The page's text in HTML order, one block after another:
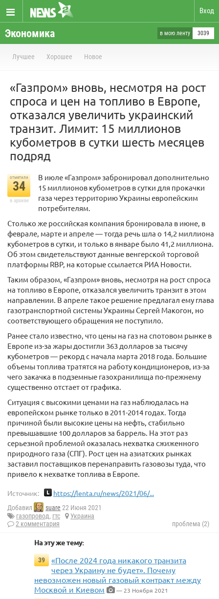
Вход
Экономика в мою ленту 3039
Лучшее Хорошее Новое
«Газпром» вновь, несмотря на рост
спроса и цен на топливо в Европе,
отказался увеличить украинский
транзит. Лимит: 15 миллионов
кубометров в сутки шесть месяцев
подряд
отметили
34
в архиве
В июле «Газпром» забронировал дополнительно
15 миллионов кубометров в сутки для прокачки
газа через территорию Украины европейским
потребителям.
Столько же российская компания бронировала в июне, в
феврале, марте и апреле — тогда речь шла о 14,2 миллиона
кубометров в сутки, и только в январе было 41,2 миллиона.
Об этом свидетельствуют данные венгерской торговой
платформы RBP, на которые ссылается РИА Новости.
Таким образом, «Газпром» вновь, несмотря на рост спроса
на топливо в Европе, отказался увеличить транзит в этом
направлении. В апреле такое решение предлагал ему глава
газотранспортной системы Украины Сергей Макогон, но
соответствующего обращения не поступило.
Ранее стало известно, что цены на газ на спотовом рынке в
Европе из-за жары достигли 363 долларов за тысячу
кубометров — рекорд с начала марта 2018 года. Большие
объемы топлива тратятся на работу кондиционеров, из-за
чего закачка в подземные газохранилища по-прежнему
существенно отстает от графика.
Ситуация с высокими ценами на газ наблюдалась на
европейском рынке только в 2011-2014 годах. Тогда
причиной были высокие цены на нефть, стабильно
превышавшие 100 долларов за баррель. На этот раз
серьезной проблемой оказалась нехватка сжиженного
природного газа (СПГ). Рост цен на азиатских рынках
заставил поставщиков перенаправить газовозы туда, что
привело к нехватке топлива в Европе.
Источник: https://lenta.ru/news/2021/06/...
Добавил suare 22 Июня 2021
газопровод, гтс
Украина
2 комментария
проблема (2)
На эту же тему:
39
«После 2024 года никакого транзита
через Украину не будет». Почему
невозможен новый газовый контракт между
Москвой и Киевом
— 23 Ноября 2021